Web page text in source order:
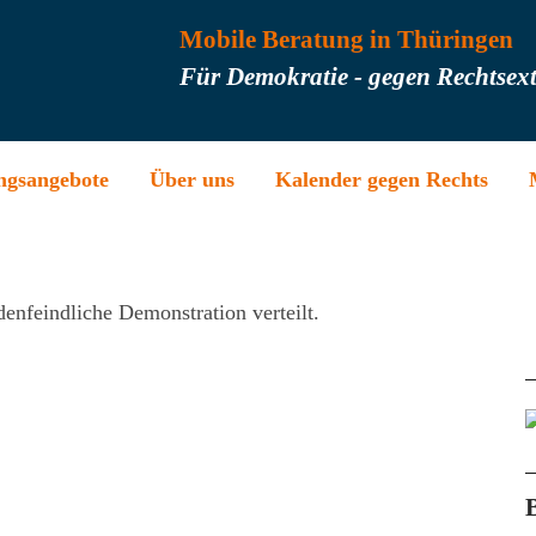
Mobile Beratung in Thüringen
Für Demokratie - gegen
Über uns Kalender gegen Rechts
Demonstration verteilt.